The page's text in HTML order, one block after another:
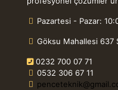
Pazartesi - Pazar:
Göksu Mahallesi 637
0232 700 07 71
0532 306 67 11